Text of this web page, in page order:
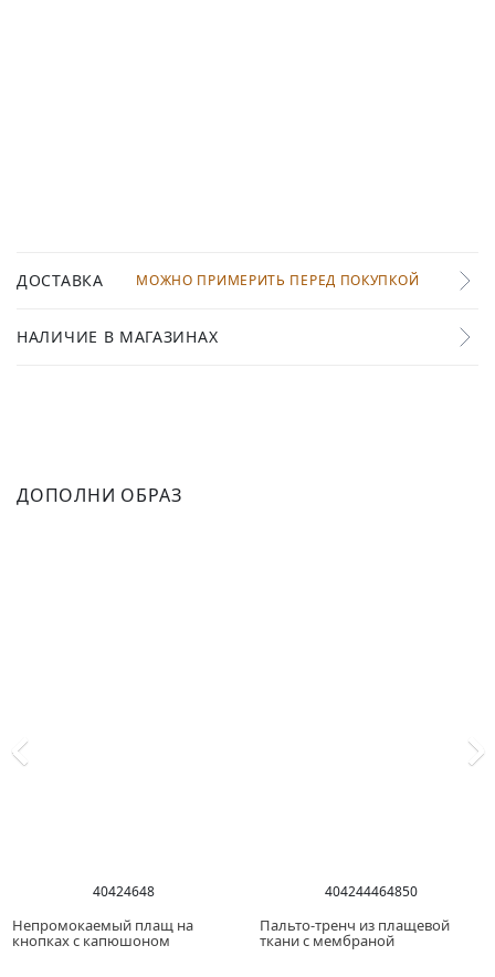
ДОСТАВКА МОЖНО ПРИМЕРИТЬ ПЕРЕД ПОКУПКОЙ
НАЛИЧИЕ В МАГАЗИНАХ
ДОПОЛНИ ОБРАЗ
40424648
Непромокаемый плащ на
кнопках с капюшоном
404244464850
Пальто-тренч из плащевой
ткани с мембраной